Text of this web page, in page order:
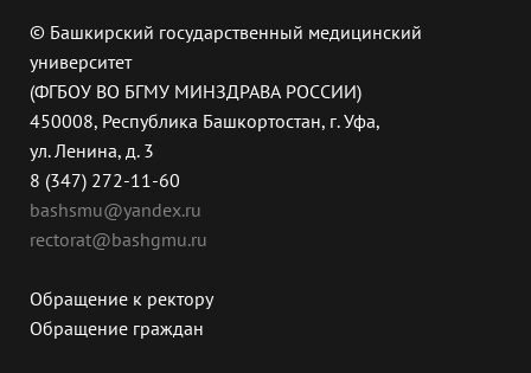
© Башкирский государственный медицинский
университет
(ФГБОУ ВО БГМУ МИНЗДРАВА РОССИИ)
450008, Республика Башкортостан, г. Уфа,
ул. Ленина, д. 3
8 (347) 272-11-60
bashsmu@yandex.ru
rectorat@bashgmu.ru
Обращение к ректору
Обращение граждан